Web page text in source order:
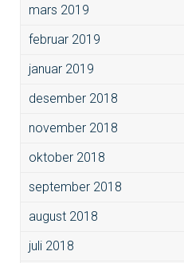
mars 2019
februar 2019
januar 2019
desember 2018
november 2018
oktober 2018
september 2018
august 2018
juli 2018